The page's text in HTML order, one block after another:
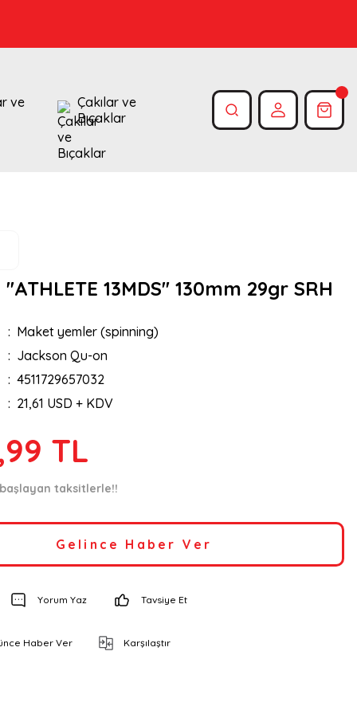
ve
Çakılar ve
Bıçaklar
13MDS'' 130mm 29gr SRH
Maket yemler (spinning)
Jackson Qu-on
4511729657032
21,61 USD + KDV
TL
başlayan taksitlerle!!
Gelince Haber Ver
Yorum Yaz Tavsiye Et
Haber Ver Karşılaştır